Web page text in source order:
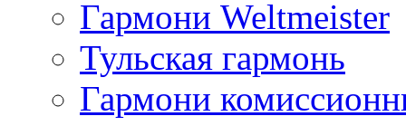
Гармони Weltmeister
Тульская гармонь
Гармони